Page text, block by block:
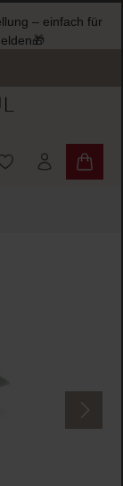
– einfach für
Du hast 0